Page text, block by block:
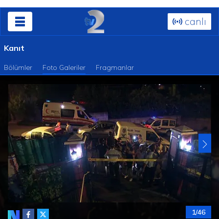
canlı
Kanıt
Bölümler Foto Galeriler Fragmanlar
1/46